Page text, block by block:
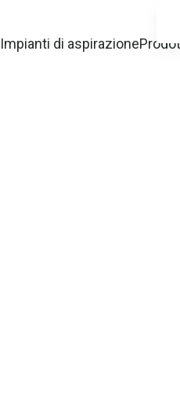
Impianti di aspirazione